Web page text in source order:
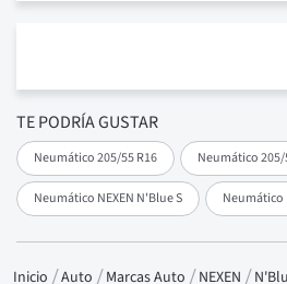
TE PODRÍA GUSTAR
Neumático 205/55 R16 Neumático 205/
Neumático NEXEN N'Blue S Neumático
Inicio Auto Marcas Auto NEXEN